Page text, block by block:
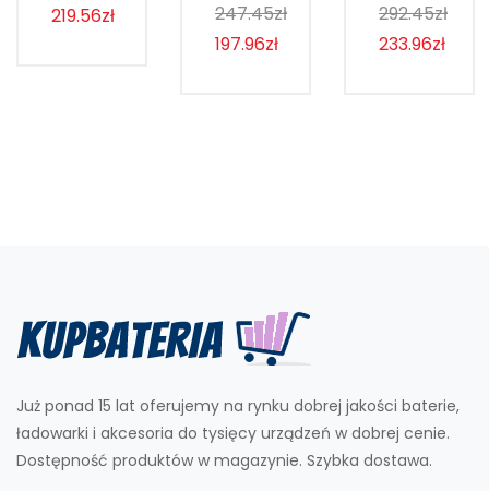
219.56zł
247.45zł
197.96zł
292.45zł
233.96zł
Już ponad 15 lat oferujemy na rynku dobrej jakości baterie,
ładowarki i akcesoria do tysięcy urządzeń w dobrej cenie.
Dostępność produktów w magazynie. Szybka dostawa.